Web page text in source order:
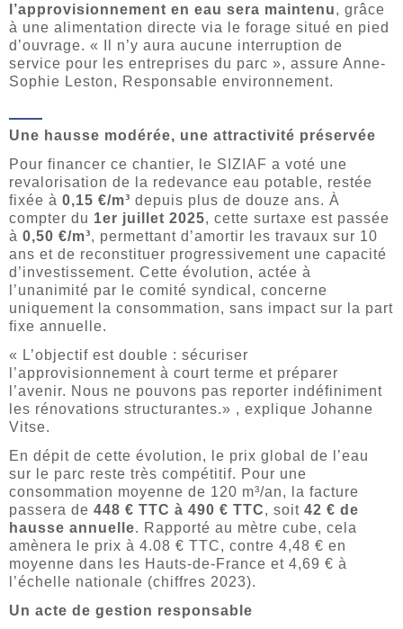
l’approvisionnement en eau sera maintenu, grâce
à une alimentation directe via le forage situé en pied
d’ouvrage. « Il n’y aura aucune interruption de
service pour les entreprises du parc », assure Anne-
Sophie Leston, Responsable environnement.
Une hausse modérée, une attractivité préservée
Pour financer ce chantier, le SIZIAF a voté une
revalorisation de la redevance eau potable, restée
fixée à 0,15 €/m³ depuis plus de douze ans. À
compter du 1er juillet 2025, cette surtaxe est passée
à 0,50 €/m³, permettant d’amortir les travaux sur 10
ans et de reconstituer progressivement une capacité
d’investissement. Cette évolution, actée à
l’unanimité par le comité syndical, concerne
uniquement la consommation, sans impact sur la part
fixe annuelle.
« L’objectif est double : sécuriser
l’approvisionnement à court terme et préparer
l’avenir. Nous ne pouvons pas reporter indéfiniment
les rénovations structurantes.» , explique Johanne
Vitse.
En dépit de cette évolution, le prix global de l’eau
sur le parc reste très compétitif. Pour une
consommation moyenne de 120 m³/an, la facture
passera de 448 € TTC à 490 € TTC, soit 42 € de
hausse annuelle. Rapporté au mètre cube, cela
amènera le prix à 4.08 € TTC, contre 4,48 € en
moyenne dans les Hauts-de-France et 4,69 € à
l’échelle nationale (chiffres 2023).
Un acte de gestion responsable